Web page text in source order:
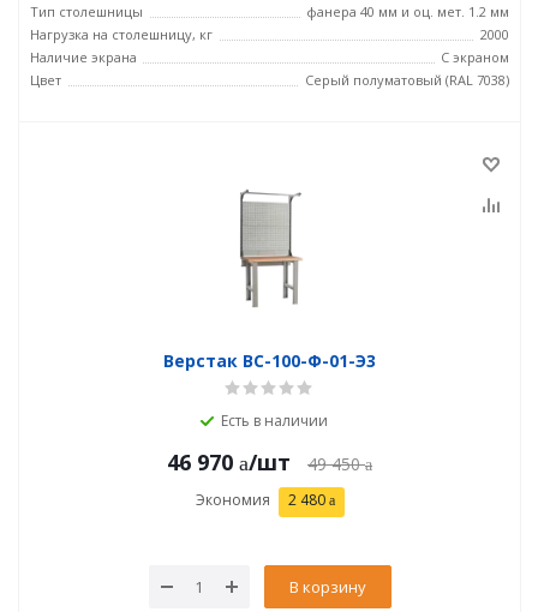
Тип столешницы
фанера 40 мм и оц. мет. 1.2 мм
Нагрузка на столешницу, кг
2000
Наличие экрана
С экраном
Цвет
Серый полуматовый (RAL 7038)
Верстак ВС-100-Ф-01-Э3
Есть в наличии
46 970 /шт 49 450
Экономия 2 480
В корзину